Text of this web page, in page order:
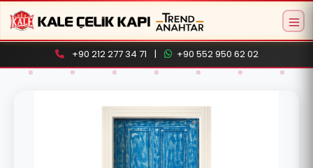
+90 212 277 34 71 | +90 552 950 62 02